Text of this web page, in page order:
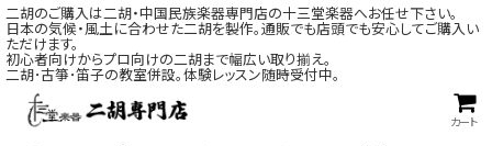
二胡のご購入は二胡・中国民族楽器専門店の十三堂楽器へお任せ下さい。
日本の気候・風土に合わせた二胡を製作。通販でも店頭でも安心してご購入い
ただけます。
初心者向けからプロ向けの二胡まで幅広い取り揃え。
二胡･古箏･笛子の教室併設。体験レッスン随時受付中。
カート